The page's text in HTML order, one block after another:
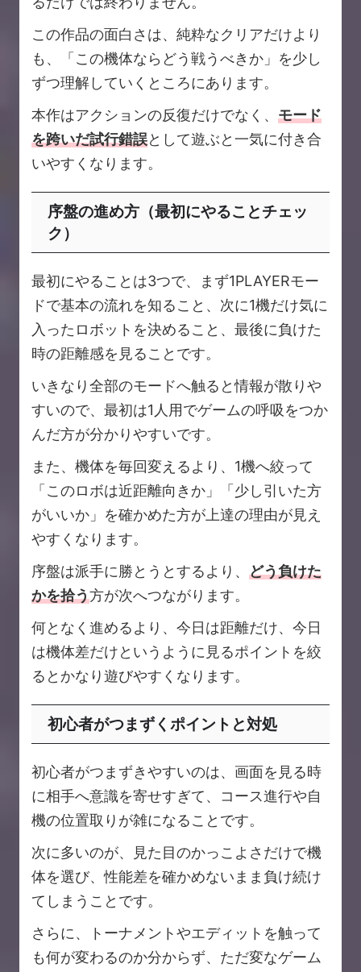
この作品の面白さは、純粋なクリアだけより
も、「この機体ならどう戦うべきか」を少し
ずつ理解していくところにあります。
本作はアクションの反復だけでなく、 モード
を跨いだ試行錯誤として遊ぶと一気に付き合
いやすくなります。
序盤の進め方（最初にやることチェッ
ク）
最初にやることは3つで、まず1PLAYERモー
ドで基本の流れを知ること、次に1機だけ気に
入ったロボットを決めること、最後に負けた
時の距離感を見ることです。
いきなり全部のモードへ触ると情報が散りや
すいので、最初は1人用でゲームの呼吸をつか
んだ方が分かりやすいです。
また、機体を毎回変えるより、1機へ絞って
「このロボは近距離向きか」「少し引いた方
がいいか」を確かめた方が上達の理由が見え
やすくなります。
序盤は派手に勝とうとするより、 どう負けた
かを拾う方が次へつながります。
何となく進めるより、今日は距離だけ、今日
は機体差だけというように見るポイントを絞
るとかなり遊びやすくなります。
初心者がつまずくポイントと対処
初心者がつまずきやすいのは、画面を見る時
に相手へ意識を寄せすぎて、コース進行や自
機の位置取りが雑になることです。
次に多いのが、見た目のかっこよさだけで機
体を選び、性能差を確かめないまま負け続け
てしまうことです。
さらに、トーナメントやエディットを触って
も何が変わるのか分からず、ただ変なゲーム